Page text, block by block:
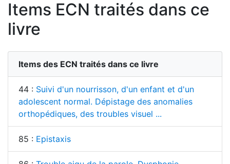
Items ECN traités dans ce
livre
Items des ECN traités dans ce livre
44 : Suivi d'un nourrisson, d'un enfant et d'un
adolescent normal. Dépistage des anomalies
orthopédiques, des troubles visuel ...
85 : Epistaxis